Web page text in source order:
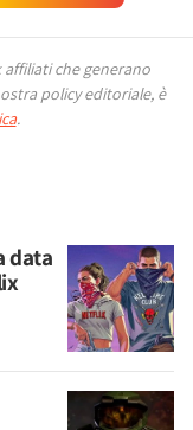
che generano
policy editoriale, è
.
data